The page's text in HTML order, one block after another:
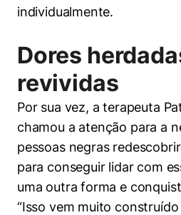
individualmente.
Dores
revividas
Por sua vez, a terapeuta
chamou a atenção para a
pessoas negras
para conseguir lidar com
uma outra forma e
“Isso vem muito construído